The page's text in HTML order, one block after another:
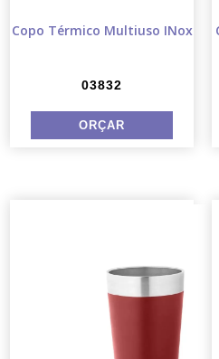
Copo Térmico Multiuso INox
03832